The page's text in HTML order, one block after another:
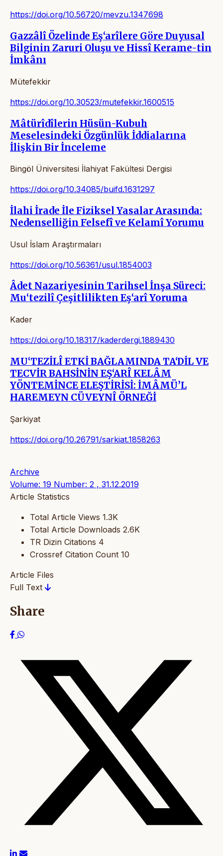
https://doi.org/10.56720/mevzu.1347698
Gazzâlî Özelinde Eş‘arîlere Göre Duyusal
Bilginin Zaruri Oluşu ve Hissî Kerame-tin
İmkânı
Mütefekkir
https://doi.org/10.30523/mutefekkir.1600515
Mâtürîdîlerin Hüsün-Kubuh
Meselesindeki Özgünlük İddialarına
İlişkin Bir İnceleme
Bingöl Üniversitesi İlahiyat Fakültesi Dergisi
https://doi.org/10.34085/buifd.1631297
İlahi İrade İle Fiziksel Yasalar Arasında:
Nedenselliğin Felsefî ve Kelamî Yorumu
Usul İslam Araştırmaları
https://doi.org/10.56361/usul.1854003
Âdet Nazariyesinin Tarihsel İnşa Süreci:
Mu‘tezilî Çeşitlilikten Eş‘arî Yoruma
Kader
https://doi.org/10.18317/kaderdergi.1889430
MU‘TEZİLÎ ETKİ BAĞLAMINDA TA‘DİL VE
TECVİR BAHSİNİN EŞ‘ARÎ KELÂM
YÖNTEMİNCE ELEŞTİRİSİ: İMÂMÜ’L
HAREMEYN CÜVEYNÎ ÖRNEĞİ
Şarkiyat
https://doi.org/10.26791/sarkiat.1858263
Archive
Volume: 19 Number: 2 , 31.12.2019
Article Statistics
Total Article Views 1.3K
Total Article Downloads 2.6K
TR Dizin Citations 4
Crossref Citation Count 10
Article Files
Full Text
Share